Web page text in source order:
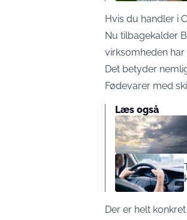
Hvis du handler i
Nu tilbagekalder
virksomheden
Det betyder
Fødevarer med
Læs også
Der er helt